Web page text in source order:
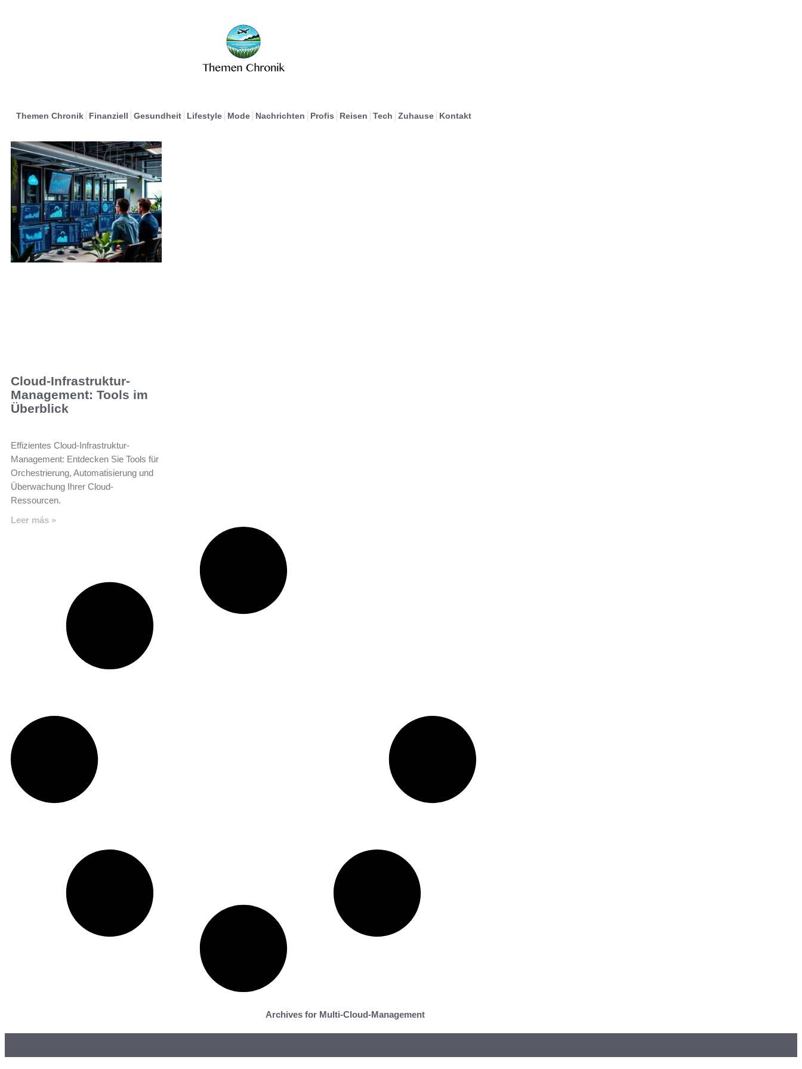
Themen Chronik Finanziell Gesundheit Lifestyle Mode Nachrichten Profis Reisen Tech Zuhause Kontakt
Cloud-Infrastruktur-
Management: Tools im
Überblick
Effizientes Cloud-Infrastruktur-
Management: Entdecken Sie Tools für
Orchestrierung, Automatisierung und
Überwachung Ihrer Cloud-
Ressourcen.
Leer más »
Archives for Multi-Cloud-Management